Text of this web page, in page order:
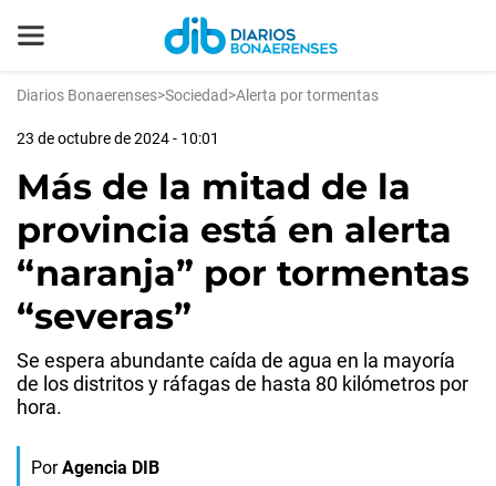
Diarios Bonaerenses>Sociedad>Alerta por tormentas
23 de octubre de 2024 - 10:01
Más de la mitad de la
provincia está en alerta
“naranja” por tormentas
“severas”
Se espera abundante caída de agua en la mayoría
de los distritos y ráfagas de hasta 80 kilómetros por
hora.
Por Agencia DIB